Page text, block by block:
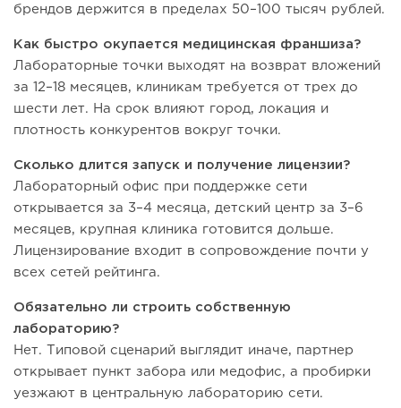
брендов держится в пределах 50–100 тысяч рублей.
Как быстро окупается медицинская франшиза?
Лабораторные точки выходят на возврат вложений
за 12–18 месяцев, клиникам требуется от трех до
шести лет. На срок влияют город, локация и
плотность конкурентов вокруг точки.
Сколько длится запуск и получение лицензии?
Лабораторный офис при поддержке сети
открывается за 3–4 месяца, детский центр за 3–6
месяцев, крупная клиника готовится дольше.
Лицензирование входит в сопровождение почти у
всех сетей рейтинга.
Обязательно ли строить собственную
лабораторию?
Нет. Типовой сценарий выглядит иначе, партнер
открывает пункт забора или медофис, а пробирки
уезжают в центральную лабораторию сети.